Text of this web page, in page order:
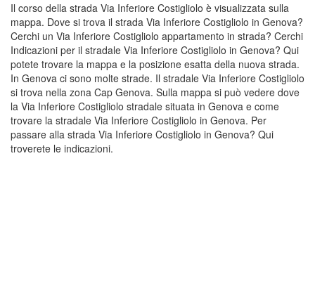
Il corso della strada Via Inferiore Costigliolo è visualizzata sulla
mappa. Dove si trova il strada Via Inferiore Costigliolo in Genova?
Cerchi un Via Inferiore Costigliolo appartamento in strada? Cerchi
Indicazioni per il stradale Via Inferiore Costigliolo in Genova? Qui
potete trovare la mappa e la posizione esatta della nuova strada.
In Genova ci sono molte strade. Il stradale Via Inferiore Costigliolo
si trova nella zona Cap Genova. Sulla mappa si può vedere dove
la Via Inferiore Costigliolo stradale situata in Genova e come
trovare la stradale Via Inferiore Costigliolo in Genova. Per
passare alla strada Via Inferiore Costigliolo in Genova? Qui
troverete le indicazioni.